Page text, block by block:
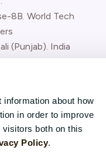
about how
in order to improve
both on this
Policy.
8B. World Tech
(Punjab). India